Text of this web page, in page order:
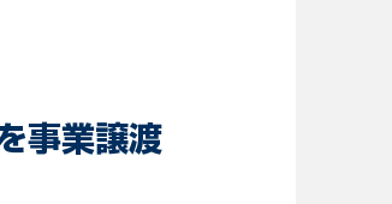
事業譲渡